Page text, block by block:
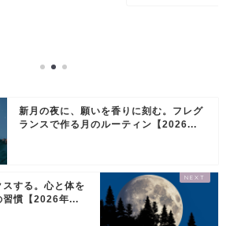
新月の夜に、願いを香りに刻む。フレグ
ランスで作る月のルーティン【2026...
する。心と体を
習慣【2026年...